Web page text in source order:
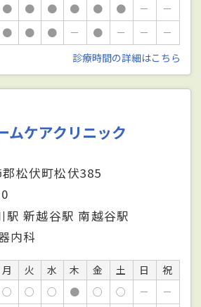
● ● ● ● ● ● －
－
● ● ● － ● － －
－
診療時間の詳細はこちら
ムケアクリニック
松伏町松伏385
駅 新越谷駅 南越谷駅
内科
月 火 水 木 金 土 日
祝
○ ○ ○ ● ○ ○ －
－